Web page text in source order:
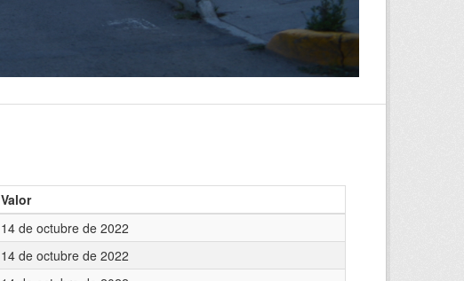
Valor
14 de octubre de 2022
14 de octubre de 2022